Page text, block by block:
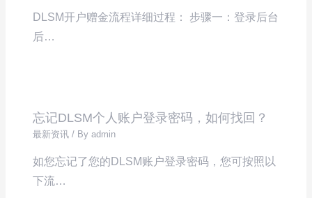
DLSM开户赠金流程详细过程： 步骤一：登录后台
后…
忘记DLSM个人账户登录密码，如何找回？
最新资讯 / Byadmin
如您忘记了您的DLSM账户登录密码，您可按照以
下流…